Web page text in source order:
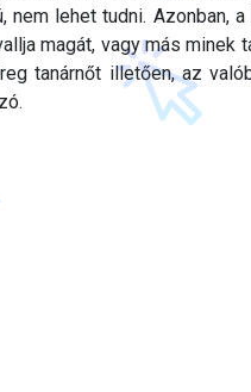
nem lehet tudni. Azonban,
magát, vagy más minek
tanárnőt illetően, az